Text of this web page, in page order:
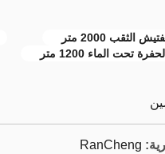
الثقب 2000 متر
تحت الماء 1200 متر
RanCheng